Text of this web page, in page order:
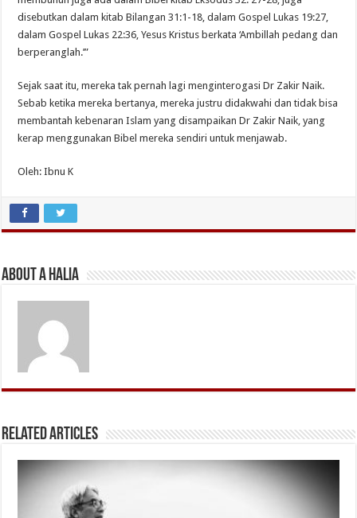
disebutkan dalam kitab Bilangan 31:1-18, dalam Gospel Lukas 19:27,
dalam Gospel Lukas 22:36, Yesus Kristus berkata ‘Ambillah pedang dan
berperanglah.’”
Sejak saat itu, mereka tak pernah lagi menginterogasi Dr Zakir Naik.
Sebab ketika mereka bertanya, mereka justru didakwahi dan tidak bisa
membantah kebenaran Islam yang disampaikan Dr Zakir Naik, yang
kerap menggunakan Bibel mereka sendiri untuk menjawab.
Oleh: Ibnu K
About A Halia
Related Articles